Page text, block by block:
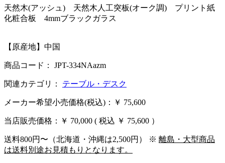
天然木(アッシュ) 天然木人工突板(オーク調) プリント紙
化粧合板 4mmブラックガラス
【原産地】中国
商品コード： JPT-334NAazm
関連カテゴリ： テーブル・デスク
メーカー希望小売価格(税込)：￥ 75,600
当店販売価格： ￥ 70,000 ( 税込 ￥ 75,600 ）
送料800円〜（北海道・沖縄は2,500円） ※ 離島・大型商品
は送料別途お見積もりとなります。